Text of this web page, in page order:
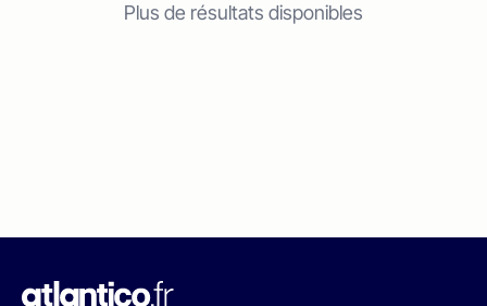
Plus de résultats disponibles